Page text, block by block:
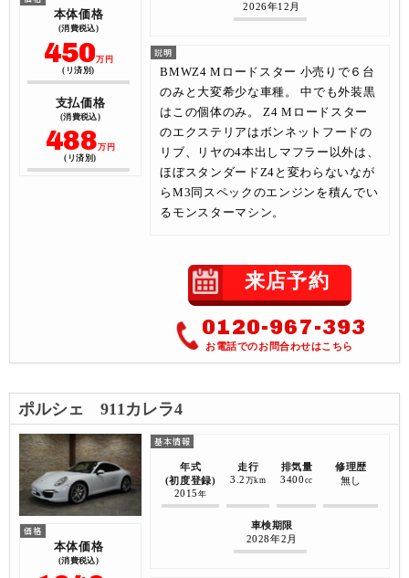
本体価格
(消費税込)
450万円
(リ済別)
支払価格
(消費税込)
488万円
(リ済別)
2026年12月
BMWZ4 Mロードスター 小売りで６台
のみと大変希少な車種。 中でも外装黒
はこの個体のみ。 Z4 Mロードスター
のエクステリアはボンネットフードの
リブ、リヤの4本出しマフラー以外は、
ほぼスタンダードZ4と変わらないなが
らM3同スペックのエンジンを積んでい
るモンスターマシン。
来店予約
0120-967-393
お電話でのお問合わせはこちら
ポルシェ 911カレラ4
本体価格
(消費税込)
年式
(初度登録)
2015 年
走行
3.2 万km
排気量
3400 cc
修理歴
無し
車検期限
2028年2月